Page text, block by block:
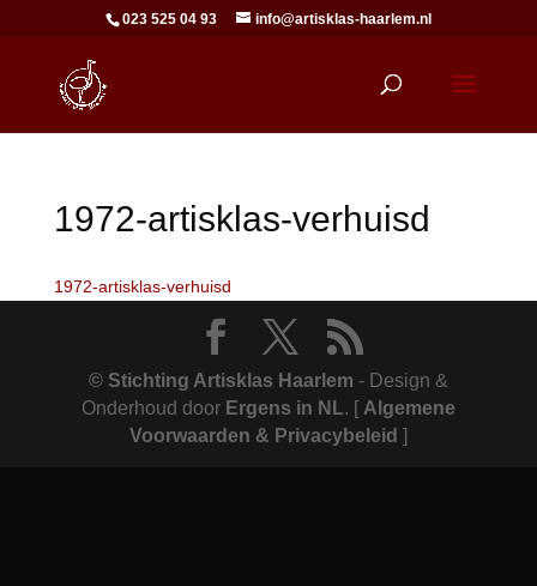
023 525 04 93 info@artisklas-haarlem.nl
1972-artisklas-verhuisd
1972-artisklas-verhuisd
© Stichting Artisklas Haarlem - Design &
Onderhoud door Ergens in NL. [ Algemene
Voorwaarden & Privacybeleid ]